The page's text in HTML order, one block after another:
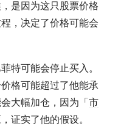
是因为这只股票价格
，决定了价格可能会
菲特可能会停止买入。
格可能超过了他能承
大幅加仓，因为「 市
证实了他的假设。